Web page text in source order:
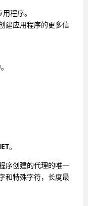
程序。
建应用程序的更多信
。
序创建的代理的唯一
和特殊字符，长度最